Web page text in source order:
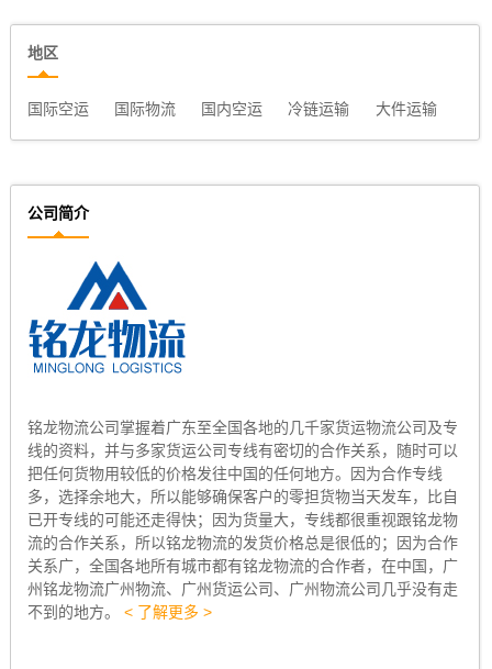
地区
国际空运 国际物流 国内空运 冷链运输 大件运输
公司简介
铭龙物流公司掌握着广东至全国各地的几千家货运物流公司及专
线的资料，并与多家货运公司专线有密切的合作关系，随时可以
把任何货物用较低的价格发往中国的任何地方。因为合作专线
多，选择余地大，所以能够确保客户的零担货物当天发车，比自
已开专线的可能还走得快；因为货量大，专线都很重视跟铭龙物
流的合作关系，所以铭龙物流的发货价格总是很低的；因为合作
关系广，全国各地所有城市都有铭龙物流的合作者，在中国，广
州铭龙物流广州物流、广州货运公司、广州物流公司几乎没有走
不到的地方。 < 了解更多 >